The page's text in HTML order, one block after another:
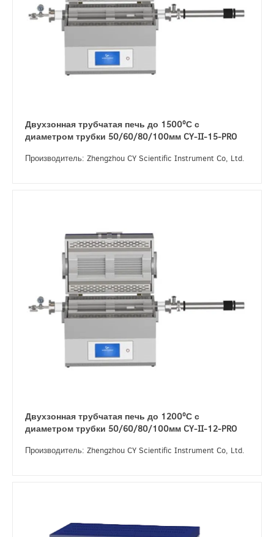
Двухзонная трубчатая печь до 1500ºС с
диаметром трубки 50/60/80/100мм CY-II-15-PRO
Производитель: Zhengzhou CY Scientific Instrument Co, Ltd.
Двухзонная трубчатая печь до 1200ºС с
диаметром трубки 50/60/80/100мм CY-II-12-PRO
Производитель: Zhengzhou CY Scientific Instrument Co, Ltd.